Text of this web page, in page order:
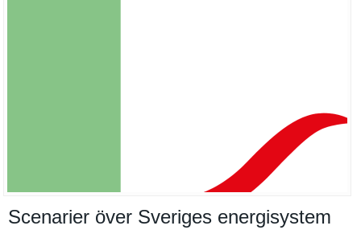
Scenarier över Sveriges energisystem